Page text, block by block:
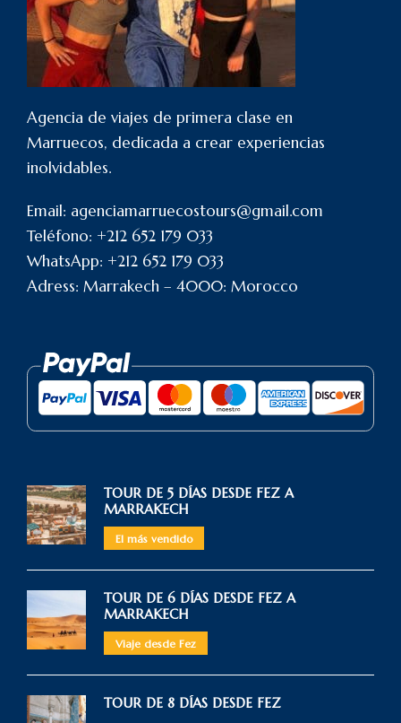
Agencia de viajes de primera clase en
Marruecos, dedicada a crear experiencias
inolvidables.
Email: agenciamarruecostours@gmail.com
Teléfono: +212 652 179 033
WhatsApp: +212 652 179 033
Adress: Marrakech – 4000: Morocco
TOUR DE 5 DÍAS DESDE FEZ A
MARRAKECH
El más vendido
TOUR DE 6 DÍAS DESDE FEZ A
MARRAKECH
Viaje desde Fez
TOUR DE 8 DÍAS DESDE FEZ